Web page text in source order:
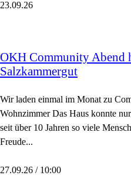
23.09.26
OKH Community Abend
Salzkammergut
Wir laden einmal im Monat zu
Wohnzimmer Das Haus konnte
seit über 10 Jahren so viele
Freude...
27.09.26 / 10:00